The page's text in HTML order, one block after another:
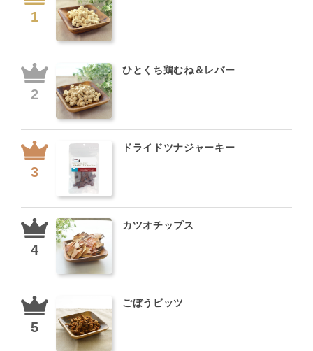
ひとくち鶏むね＆レバー
ドライドツナジャーキー
カツオチップス
ごぼうビッツ